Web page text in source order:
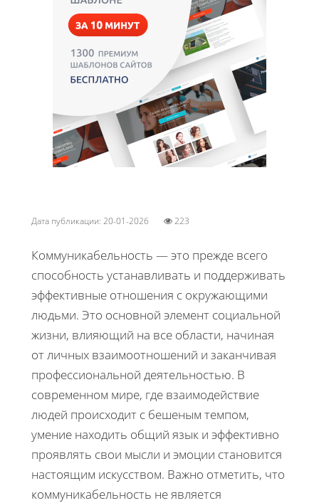
Дата публикации: 20-01-2026 223
Коммуникабельность — это прежде всего
способность устанавливать и поддерживать
эффективные отношения с окружающими
людьми. Это основной элемент социальной
жизни, влияющий на все области, начиная
от личных взаимоотношений и заканчивая
профессиональной деятельностью. В
современном мире, где взаимодействие
людей происходит с бешеным темпом,
умение находить общий язык и эффективно
проявлять свои мысли и эмоции становится
настоящим искусством. Важно отметить, что
коммуникабельность не является